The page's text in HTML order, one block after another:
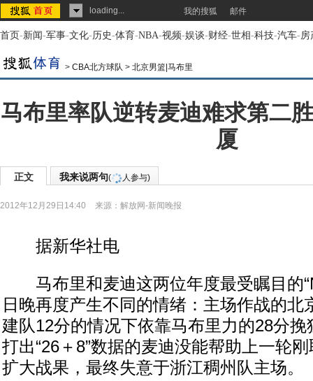
loading... 我的搜狐 邮件
首页-新闻-军事-文化-历史-体育-NBA-视频-娱谈-财经-世相-科技-汽车-房
> CBA北方球队 > 北京男篮|马布里
马布里率队逆转麦迪难求第二
厦
正文 我来说两句( 人参与)
2012年12月29日14:40 来源： 解放网-新闻晚报
据新华社电
马布里和麦迪这两位年度最受瞩目的
日晚再度产生不同的情绪：主场作战的北
建队12分的情况下依靠马布里力的28分
打出“26＋8”数据的麦迪没能帮助上一轮
扩大战果，最终失意于浙江稠州队主场。